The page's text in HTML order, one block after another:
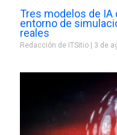
Tres modelos de IA
entorno de
reales
Redacción de ITSitio 3 de